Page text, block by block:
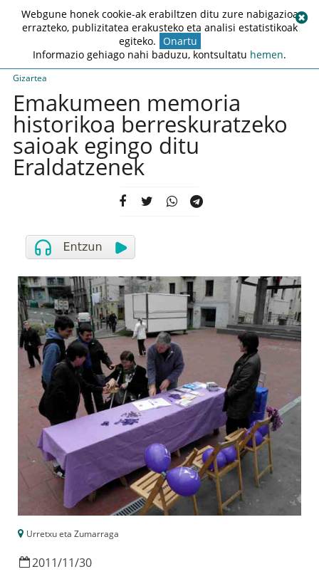
Gizartea
Emakumeen memoria
historikoa berreskuratzeko
saioak egingo ditu
Eraldatzenek
Urretxu eta Zumarraga
2011/11/30
Webgune honek cookie-ak erabiltzen ditu zure nabigazioa
errazteko, publizitatea erakusteko eta analisi estatistikoak
egiteko. Onartu
Informazio gehiago nahi baduzu, kontsultatu hemen.